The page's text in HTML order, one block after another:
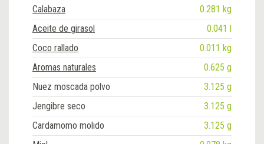
Calabaza
0.281 kg
Aceite de girasol
0.041 l
Coco rallado
0.011 kg
Aromas naturales
0.625 g
Nuez moscada polvo
3.125 g
Jengibre seco
3.125 g
Cardamomo molido
3.125 g